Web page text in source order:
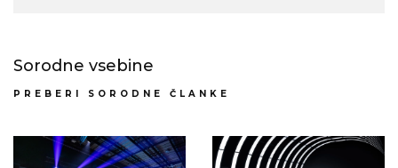
Sorodne vsebine
PREBERI SORODNE ČLANKE